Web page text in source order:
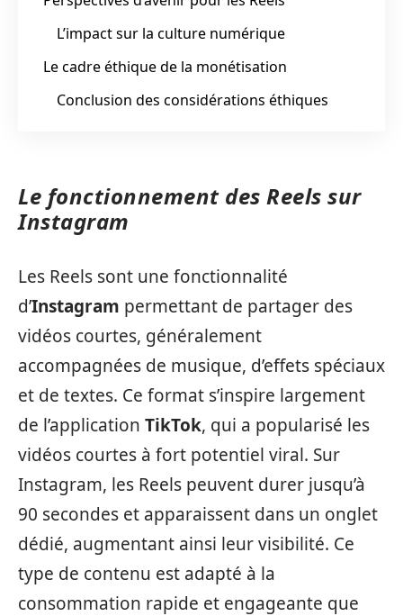
L’impact sur la culture numérique
Le cadre éthique de la monétisation
Conclusion des considérations éthiques
Le fonctionnement des Reels sur
Instagram
Les Reels sont une fonctionnalité
d’Instagram permettant de partager des
vidéos courtes, généralement
accompagnées de musique, d’effets spéciaux
et de textes. Ce format s’inspire largement
de l’application TikTok, qui a popularisé les
vidéos courtes à fort potentiel viral. Sur
Instagram, les Reels peuvent durer jusqu’à
90 secondes et apparaissent dans un onglet
dédié, augmentant ainsi leur visibilité. Ce
type de contenu est adapté à la
consommation rapide et engageante que